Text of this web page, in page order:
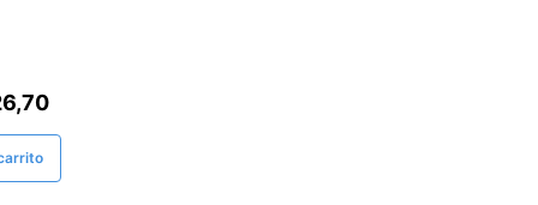
- 15% Dcto. 1era Compra